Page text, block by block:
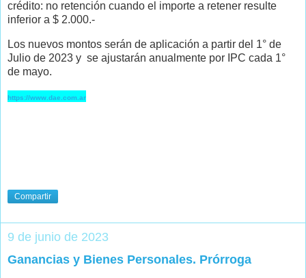
crédito: no retención cuando el importe a retener resulte
inferior a $ 2.000.-
Los nuevos montos serán de aplicación a partir del 1° de
Julio de 2023 y se ajustarán anualmente por IPC cada 1°
de mayo.
https://www.dae.com.ar
Compartir
9 de junio de 2023
Ganancias y Bienes Personales. Prórroga